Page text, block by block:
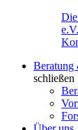
Beratung
schließen